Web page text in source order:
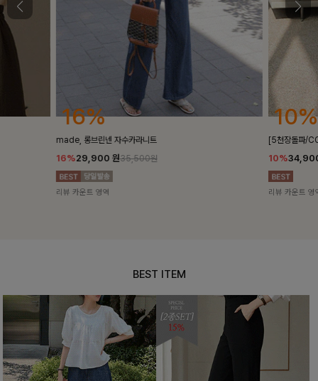
10%
[5천장돌파/COOL]멜틴 퍼프블라우스
10%34,900 원38,700원
리뷰 카운트 영역
10%
퍼피스트라이
10%
리뷰 카운트 영
BEST ITEM